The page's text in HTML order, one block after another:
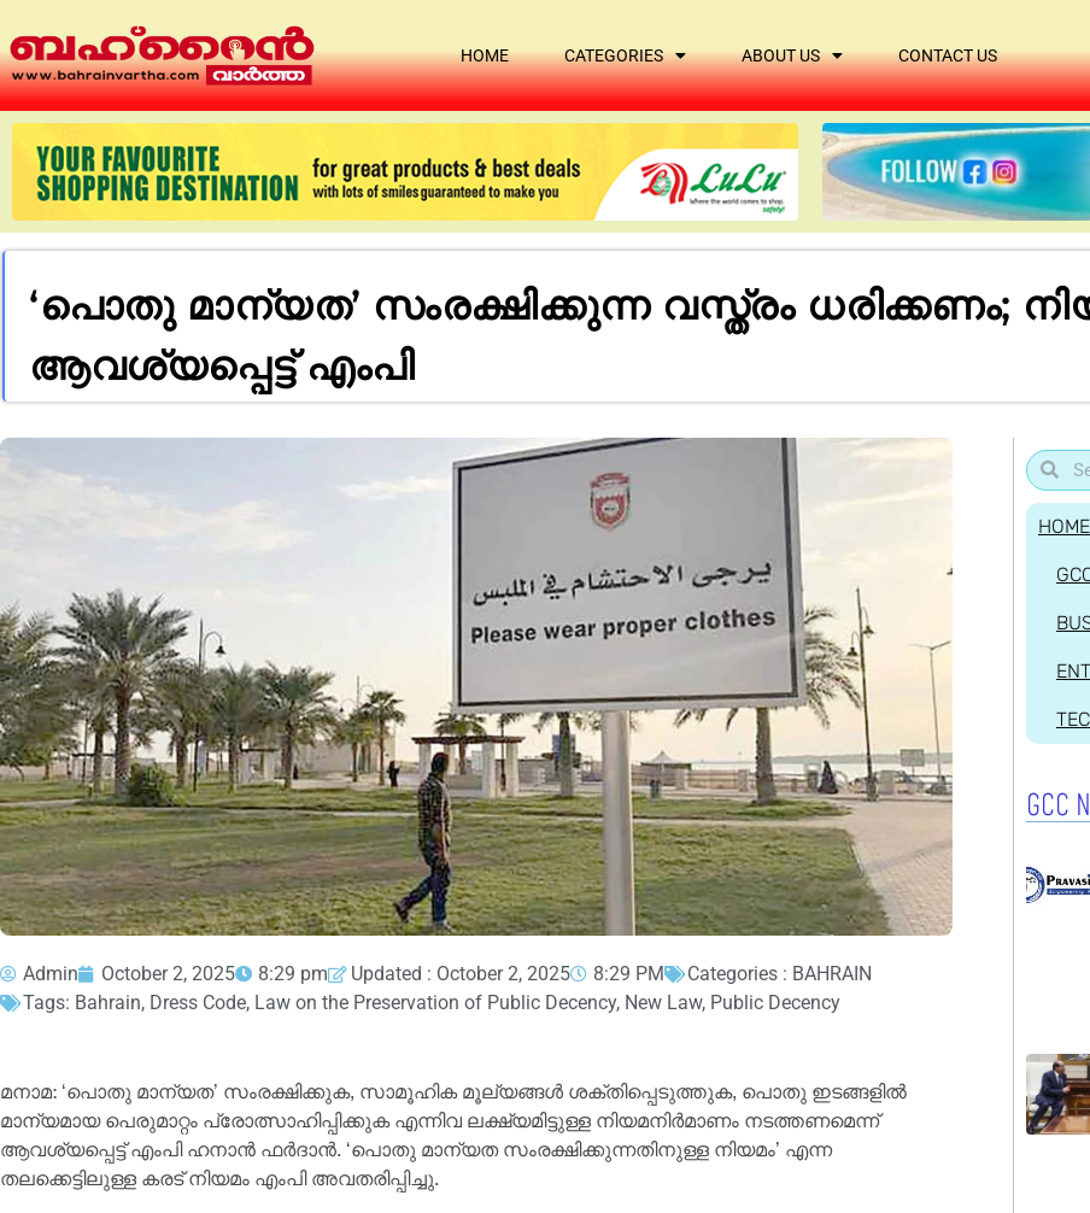
HOME CATEGORIES ABOUT US CONTACT US
‘പൊതു മാന്യത’ സംരക്ഷിക്കുന്ന വസ്ത്രം ധരിക്കണം;
ആവശ്യപ്പെട്ട് എംപി
Admin October 2, 2025 8:29 pm Updated : October 2, 2025 8:29 PM Categories : BAHRAIN
Tags: Bahrain, Dress Code, Law on the Preservation of Public Decency, New Law, Public Decency
മനാമ: ‘പൊതു മാന്യത’ സംരക്ഷിക്കുക, സാമൂഹിക മൂല്യങ്ങള്‍ ശക്തിപ്പെടുത്തുക, പൊതു ഇടങ്ങളില്‍
മാന്യമായ പെരുമാറ്റം പ്രോത്സാഹിപ്പിക്കുക എന്നിവ ലക്ഷ്യമിട്ടുള്ള നിയമനിര്‍മാണം നടത്തണമെന്ന്
ആവശ്യപ്പെട്ട് എംപി ഹനാന്‍ ഫര്‍ദാന്‍. ‘പൊതു മാന്യത സംരക്ഷിക്കുന്നതിനുള്ള നിയമം’ എന്ന
തലക്കെട്ടിലുള്ള കരട് നിയമം എംപി അവതരിപ്പിച്ചു.
HOME
GCC